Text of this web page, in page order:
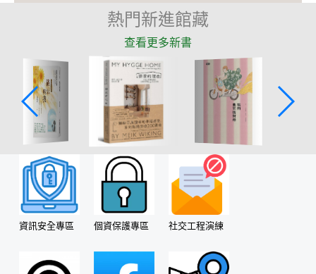
歡樂耶誕
智慧行政
校務數據公開及下載
會議資料好管理
工作報告線上寫
系所評鑑看這裡
大事紀填報系統
熱門新進館藏
查看更多新書
資訊安全專區 個資保護專區 社交工程演練